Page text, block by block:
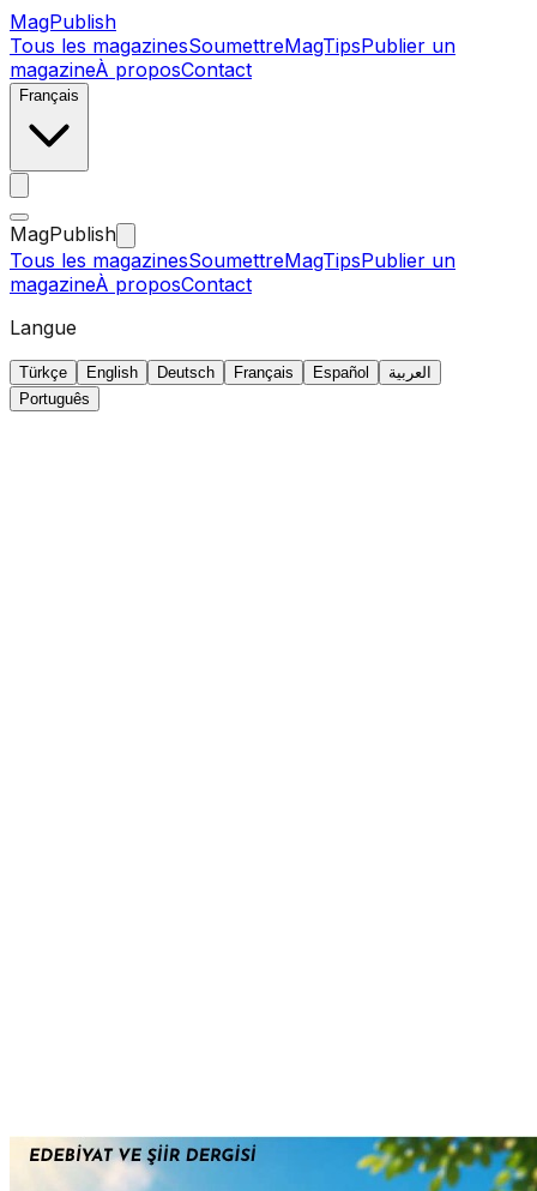
MagPublish
Tous les magazinesSoumettreMagTipsPublier un
magazineÀ proposContact
Français
MagPublish
Tous les magazinesSoumettreMagTipsPublier un
magazineÀ proposContact
Langue
Türkçe English Deutsch Français Español
العربية
Português